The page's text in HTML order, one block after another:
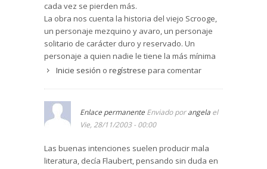
cada vez se pierden más.
La obra nos cuenta la historia del viejo Scrooge,
un personaje mezquino y avaro, un personaje
solitario de carácter duro y reservado. Un
personaje a quien nadie le tiene la más mínima
simpatía debido a su carácter tosco e
despertaban en los demás. Pero aquel año
sucedió algo insólito, cuando el viejo Scrooge se
acostó por la noche... se le aparecieron tres
fantasmas, los fantasmas de las navidades
pasadas, presentes y futuras. Los tres
Inicie sesión o regístrese para comentar
Enlace permanente Enviado porangela el
Vie, 28/11/2003 - 00:00
Las buenas intenciones suelen producir mala
literatura, decía Flaubert, pensando sin duda en